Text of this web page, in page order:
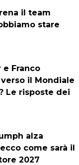
il team
stare
e Franco
il Mondiale
Le risposte dei
alza
come sarà il
2027